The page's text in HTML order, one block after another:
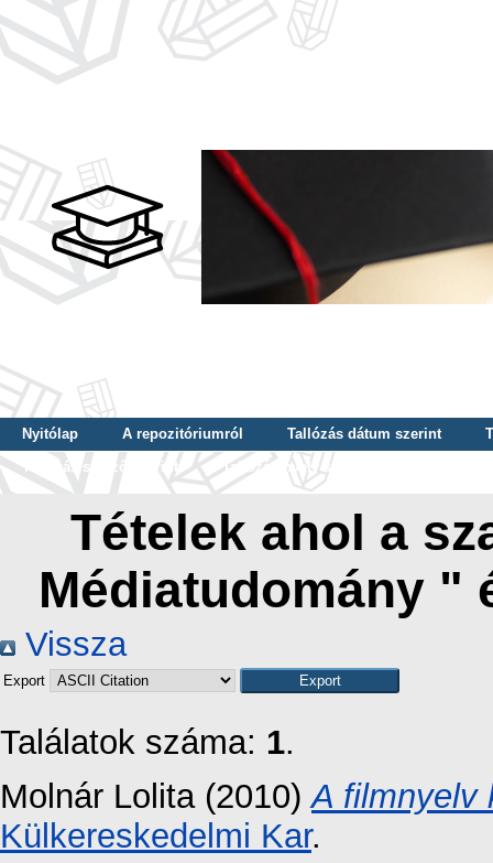
Nyitólap A repozitóriumról Tallózás dátum szerint
Tallózás szerző szerint
Tallózás nyelv szerint
Tételek ahol a
Médiatudomány "
Vissza
Export
Találatok száma: 1.
Molnár Lolita (2010)A filmnyelv
Külkereskedelmi Kar.